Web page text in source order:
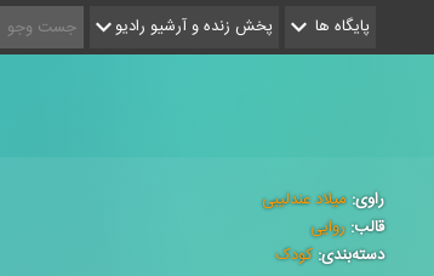
پایگاه ها پخش زنده و آرشیو رادیو
راوی: میلاد عندلیبی
قالب: روایی
دسته‌بندی: کودک